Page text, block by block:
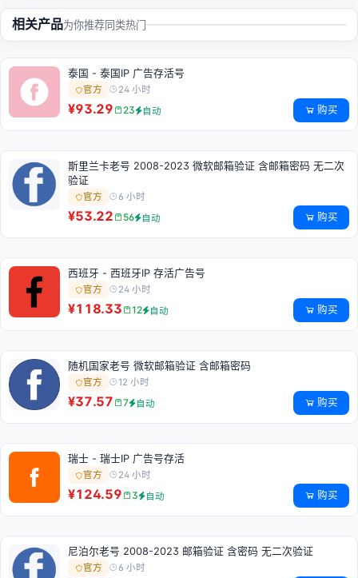
相关产品为你推荐同类热门
泰国 - 泰国IP 广告存活号
官方 24 小时
¥93.29 23 自动 购买
斯里兰卡老号 2008-2023 微软邮箱验证 含邮箱密码 无二次
验证
官方 6 小时
¥53.22 56 自动 购买
西班牙 - 西班牙IP 存活广告号
官方 24 小时
¥118.33 12 自动 购买
随机国家老号 微软邮箱验证 含邮箱密码
官方 12 小时
¥37.57 7 自动 购买
瑞士 - 瑞士IP 广告号存活
官方 24 小时
¥124.59 3 自动 购买
尼泊尔老号 2008-2023 邮箱验证 含密码 无二次验证
官方 6 小时